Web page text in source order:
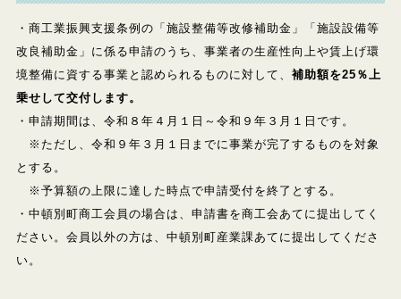
・商工業振興支援条例の「施設整備等改修補助金」「施設設備等
改良補助金」に係る申請のうち、事業者の生産性向上や賃上げ環
境整備に資する事業と認められるものに対して、 補助額を25％上
乗せして交付します。
・申請期間は、令和８年４月１日～令和９年３月１日です。
※ただし、令和９年３月１日までに事業が完了するものを対象
とする。
※予算額の上限に達した時点で申請受付を終了とする。
・中頓別町商工会員の場合は、申請書を商工会あてに提出してく
ださい。会員以外の方は、中頓別町産業課あてに提出してくださ
い。